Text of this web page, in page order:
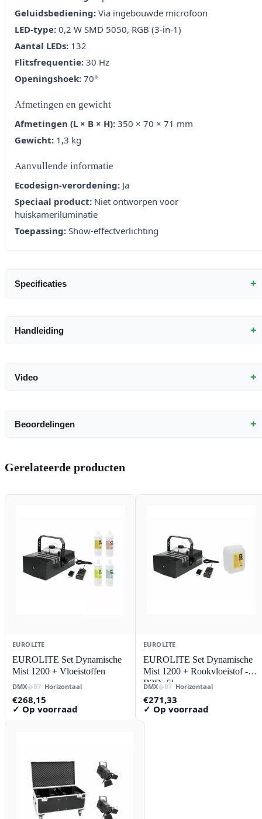
Geluidsbediening: Via ingebouwde microfoon
LED-type: 0,2 W SMD 5050, RGB (3-in-1)
Aantal LEDs: 132
Flitsfrequentie: 30 Hz
Openingshoek: 70°
Afmetingen en gewicht
Afmetingen (L × B × H): 350 × 70 × 71 mm
Gewicht: 1,3 kg
Aanvullende informatie
Ecodesign-verordening: Ja
Speciaal product: Niet ontworpen voor
huiskameriluminatie
Toepassing: Show-effectverlichting
Specificaties +
Handleiding +
Video +
Beoordelingen +
Gerelateerde producten
EUROLITE
EUROLITE Set Dynamische
Mist 1200 + Vloeistoffen
DMX Horizontaal
€268,15
✓ Op voorraad
EUROLITE
EUROLITE Set Dynamische
Mist 1200 + Rookvloeistof -
B2D- 5l
DMX Horizontaal
€271,33
✓ Op voorraad